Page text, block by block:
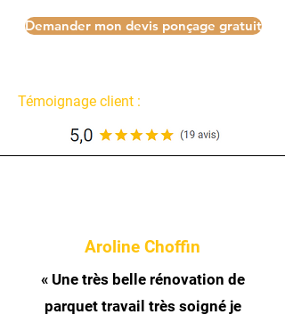
Demander mon devis ponçage gratuit
Témoignage client :
Aroline Choffin
« Une très belle rénovation de
parquet travail très soigné je